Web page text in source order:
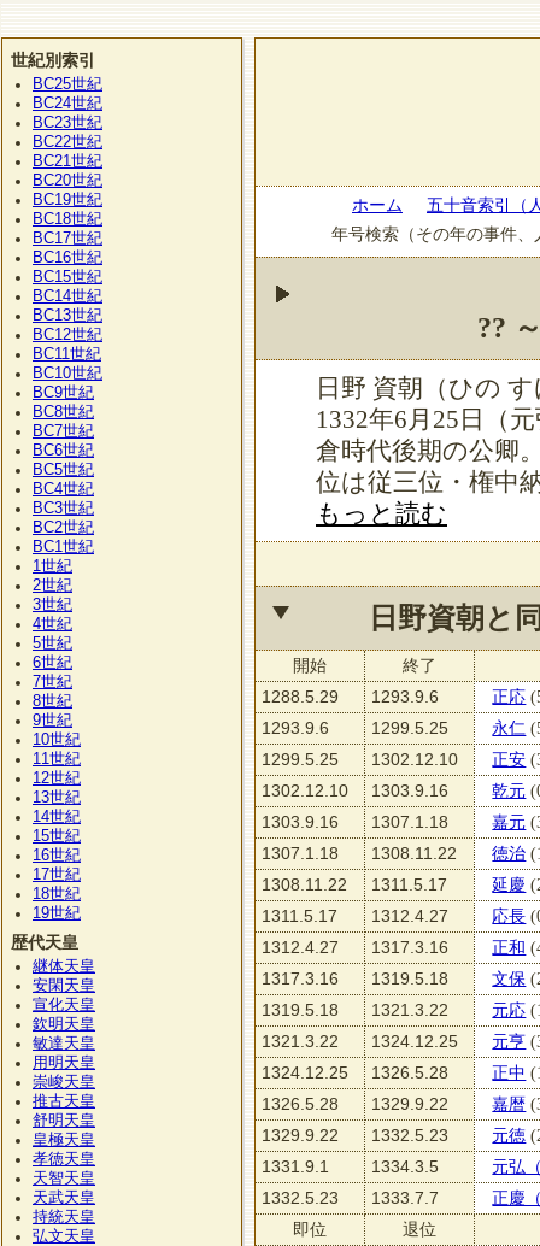
ホーム
五十音索引（
年号検索（その年の事件
??
日野 資朝（ひの
1332年6月25日（
倉時代後期の公卿
位は従三位・権中
もっと読む
日野資朝と
開始
終了
1288.5.29
1293.9.6 正応
1293.9.6
1299.5.25 永仁
1299.5.25
1302.12.10 正安
1302.12.10
1303.9.16 乾元
1303.9.16
1307.1.18 嘉元
1307.1.18
1308.11.22 徳治
1308.11.22
1311.5.17 延慶
1311.5.17
1312.4.27 応長
1312.4.27
1317.3.16 正和
1317.3.16
1319.5.18 文保
1319.5.18
1321.3.22 元応
1321.3.22
1324.12.25 元亨
1324.12.25
1326.5.28 正中
1326.5.28
1329.9.22 嘉暦
1329.9.22
1332.5.23 元徳
1331.9.1
1334.3.5
元弘
1332.5.23
1333.7.7
正慶
即位
退位
世紀別索引
BC25世紀
BC24世紀
BC23世紀
BC22世紀
BC21世紀
BC20世紀
BC19世紀
BC18世紀
BC17世紀
BC16世紀
BC15世紀
BC14世紀
BC13世紀
BC12世紀
BC11世紀
BC10世紀
BC9世紀
BC8世紀
BC7世紀
BC6世紀
BC5世紀
BC4世紀
BC3世紀
BC2世紀
BC1世紀
1世紀
2世紀
3世紀
4世紀
5世紀
6世紀
7世紀
8世紀
9世紀
10世紀
11世紀
12世紀
13世紀
14世紀
15世紀
16世紀
17世紀
18世紀
19世紀
歴代天皇
継体天皇
安閑天皇
宣化天皇
欽明天皇
敏達天皇
用明天皇
崇峻天皇
推古天皇
舒明天皇
皇極天皇
孝徳天皇
天智天皇
天武天皇
持統天皇
弘文天皇